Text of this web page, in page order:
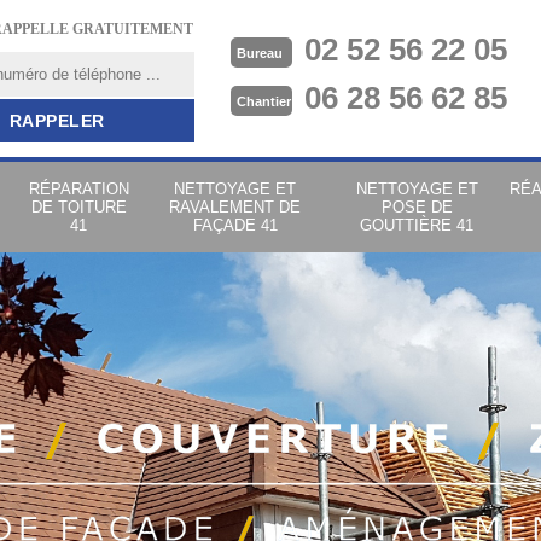
GRATUITEMENT
Bureau 02 52 56 22 05
Chantier 06 28 56 62 85
RÉPARATION
DE TOITURE
41
NETTOYAGE ET
RAVALEMENT DE
FAÇADE 41
NETTOYAGE ET
POSE DE
GOUTTIÈRE 41